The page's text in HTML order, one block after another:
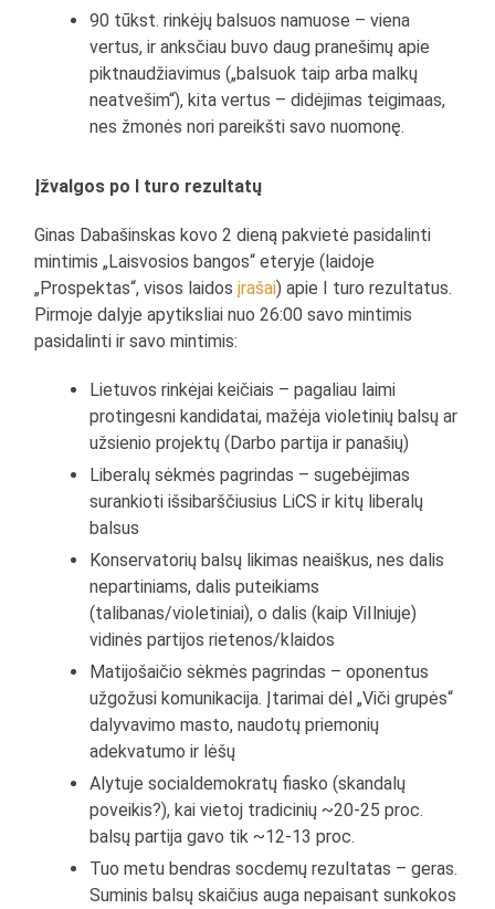
90 tūkst. rinkėjų balsuos namuose – viena
vertus, ir anksčiau buvo daug pranešimų apie
piktnaudžiavimus („balsuok taip arba malkų
neatvešim“), kita vertus – didėjimas teigimaas,
nes žmonės nori pareikšti savo nuomonę.
Įžvalgos po I turo rezultatų
Ginas Dabašinskas kovo 2 dieną pakvietė pasidalinti
mintimis „Laisvosios bangos“ eteryje (laidoje
„Prospektas“, visos laidosįrašai) apie I turo rezultatus.
Pirmoje dalyje apytiksliai nuo 26:00 savo mintimis
pasidalinti ir savo mintimis:
Lietuvos rinkėjai keičiais – pagaliau laimi
protingesni kandidatai, mažėja violetinių balsų ar
užsienio projektų (Darbo partija ir panašių)
Liberalų sėkmės pagrindas – sugebėjimas
surankioti išsibarščiusius LiCS ir kitų liberalų
balsus
Konservatorių balsų likimas neaiškus, nes dalis
nepartiniams, dalis puteikiams
(talibanas/violetiniai), o dalis (kaip ViIlniuje)
vidinės partijos rietenos/klaidos
Matijošaičio sėkmės pagrindas – oponentus
užgožusi komunikacija. Įtarimai dėl „Viči grupės“
dalyvavimo masto, naudotų priemonių
adekvatumo ir lėšų
Alytuje socialdemokratų fiasko (skandalų
poveikis?), kai vietoj tradicinių ~20-25 proc.
balsų partija gavo tik ~12-13 proc.
Tuo metu bendras socdemų rezultatas – geras.
Suminis balsų skaičius auga nepaisant sunkokos